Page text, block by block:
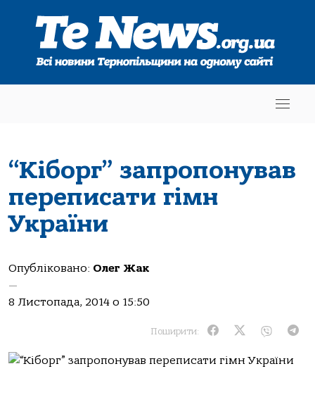
“Кіборг” запропонував
переписати гімн
України
Опубліковано: Олег Жак
—
8 Листопада, 2014 о 15:50
Поширити: